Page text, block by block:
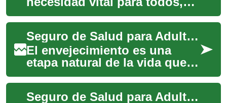
pero adquiere una
importancia aún mayor
cuando se trata de adul...
Seguro de Salud para Adultos Mayores: Protección y Tranquilidad en la Tercera Edad
El envejecimiento es una
etapa natural de la vida que
trae consigo nuevos
desafíos, especialmente en lo
que respecta ...
Seguro de Salud para Adultos Mayores: Opciones y Consideraciones